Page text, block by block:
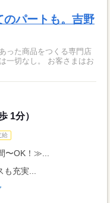
のパートも。吉野
った商品をつくる専門店
お客さまはお
1分）
給
〜OK！≫...
充実...